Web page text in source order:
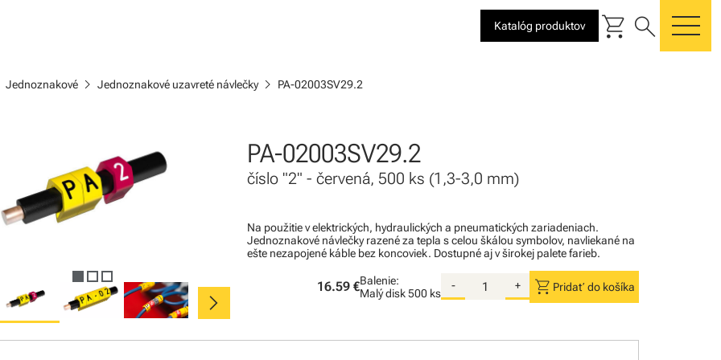
Katalóg produktov shopping_cart search
Jednoznakové chevron_right Jednoznakové uzavreté návlečkychevron_right PA-02003SV29.2
chevron_right
PA-02003SV29.2
číslo "2" - červená, 500 ks (1,3-3,0 mm)
Na použitie v elektrických, hydraulických a pneumatických zariadeniach.
Jednoznakové návlečky razené za tepla s celou škálou symbolov, navliekané na
ešte nezapojené káble bez koncoviek. Dostupné aj v širokej palete farieb.
16.59 €Balenie:
Malý disk500 ks
- + shopping_cart Pridať do košíka